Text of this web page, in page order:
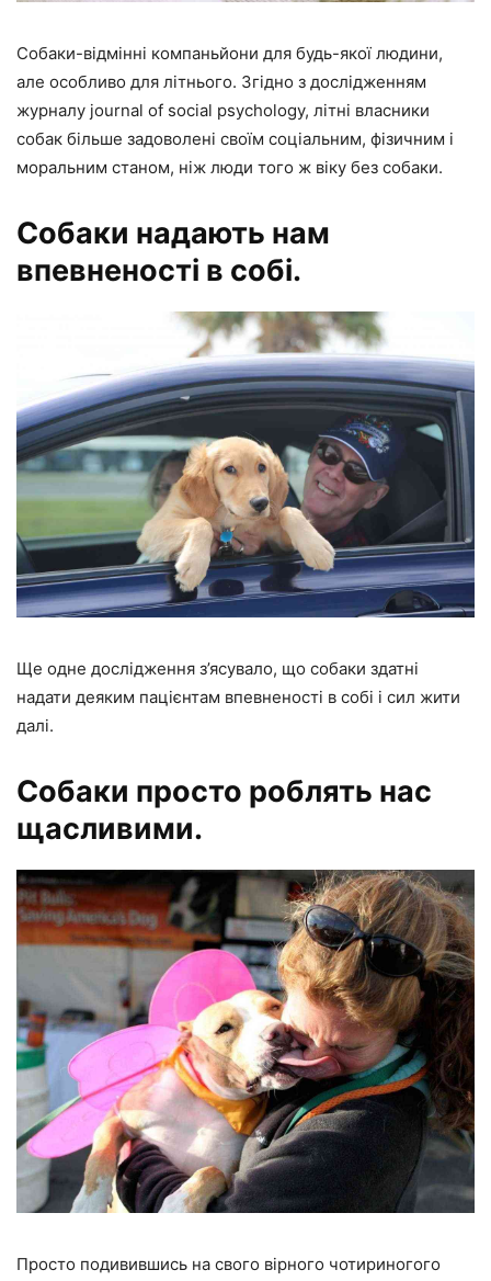
Собаки-відмінні компаньйони для будь-якої людини,
але особливо для літнього. Згідно з дослідженням
журналу journal of social psychology, літні власники
собак більше задоволені своїм соціальним, фізичним і
моральним станом, ніж люди того ж віку без собаки.
Собаки надають нам
впевненості в собі.
Ще одне дослідження з’ясувало, що собаки здатні
надати деяким пацієнтам впевненості в собі і сил жити
далі.
Собаки просто роблять нас
щасливими.
Просто подивившись на свого вірного чотириногого